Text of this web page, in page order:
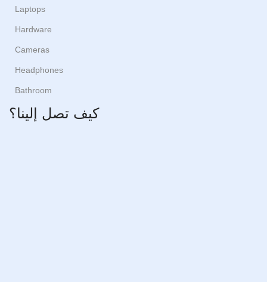
Laptops
Hardware
Cameras
Headphones
Bathroom
كيف تصل إلينا؟